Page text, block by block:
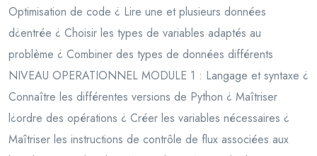
Optimisation de code ¿ Lire une et plusieurs données
d¿entrée ¿ Choisir les types de variables adaptés au
problème ¿ Combiner des types de données différents
NIVEAU OPERATIONNEL MODULE 1 : Langage et syntaxe ¿
Connaître les différentes versions de Python ¿ Maîtriser
l¿ordre des opérations ¿ Créer les variables nécessaires ¿
Maîtriser les instructions de contrôle de flux associées aux